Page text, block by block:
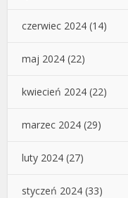
czerwiec 2024 (14)
maj 2024 (22)
kwiecień 2024 (22)
marzec 2024 (29)
luty 2024 (27)
styczeń 2024 (33)